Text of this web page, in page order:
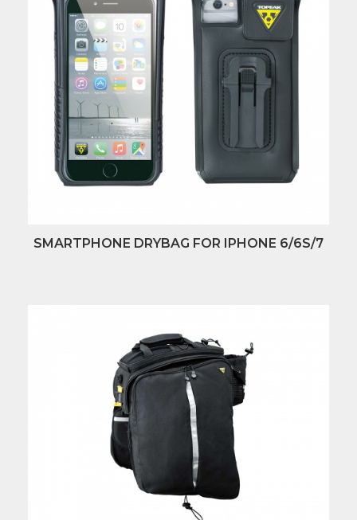
SMARTPHONE DRYBAG FOR IPHONE 6/6S/7